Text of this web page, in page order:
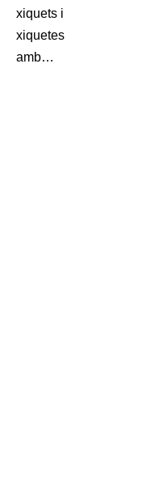
xiquets i
xiquetes
amb…